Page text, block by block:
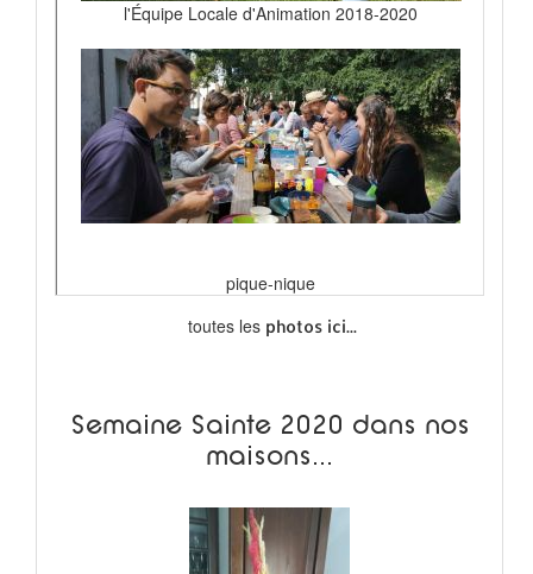
l'Équipe Locale d'Animation 2018-2020
pique-nique
toutes les photos ici...
Semaine Sainte 2020 dans nos
maisons...